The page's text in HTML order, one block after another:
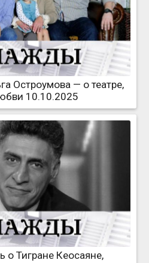
Остроумова — о театре,
10.10.2025
о Тигране Кеосаяне,